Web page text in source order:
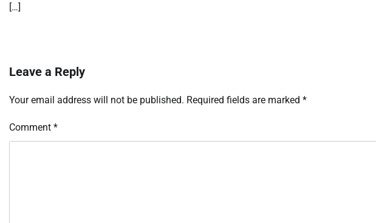
[…]
Leave a Reply
Your email address will not be published. Required fields are marked *
Comment *